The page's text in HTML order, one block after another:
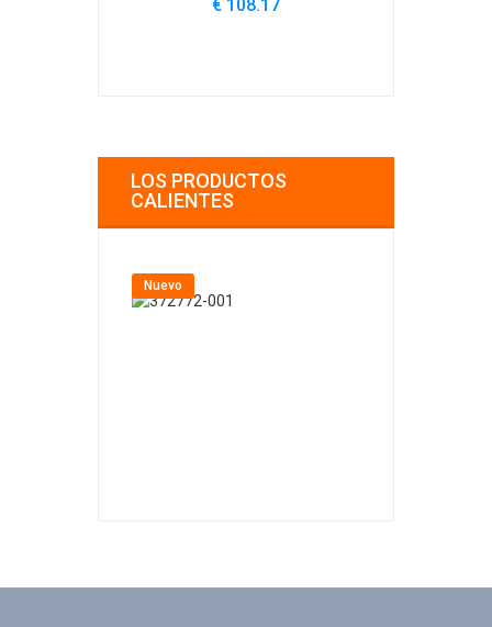
€ 108.17
LOS PRODUCTOS
CALIENTES
Nuevo